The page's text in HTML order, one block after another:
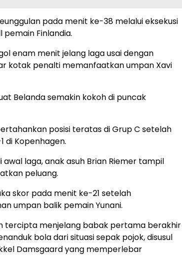
pada menit ke-38 melalui eksekusi
Finlandia.
enam menit jelang laga usai dengan
kotak penalti memanfaatkan umpan Xavi
Belanda semakin kokoh di puncak
posisi teratas di Grup C setelah
di Kopenhagen.
laga, anak asuh Brian Riemer tampil
peluang.
skor pada menit ke-21 setelah
umpan balik pemain Yunani.
tercipta menjelang babak pertama berakhir
bola dari situasi sepak pojok, disusul
Damsgaard yang memperlebar